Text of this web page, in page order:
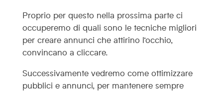
Proprio per questo nella prossima parte ci
occuperemo di quali sono le tecniche migliori
per creare annunci che attirino l’occhio,
convincano a cliccare.
Successivamente vedremo come ottimizzare
pubblici e annunci, per mantenere sempre